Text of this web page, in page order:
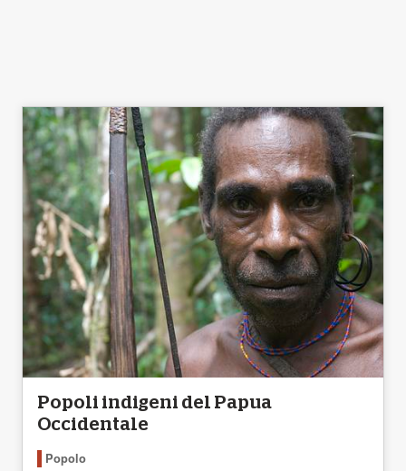
Popoli indigeni del Papua
Occidentale
Popolo